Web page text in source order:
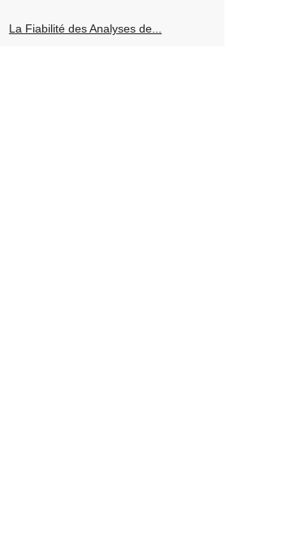
La Fiabilité des Analyses de...